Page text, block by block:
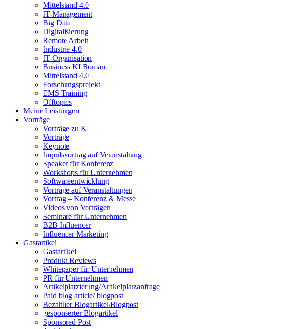
Mittelstand 4.0
IT-Management
Big Data
Digitalisierung
Remote Arbeit
Industrie 4.0
IT-Organisation
Business KI Roman
Mittelstand 4.0
Forschungsprojekt
EMS Training
Offtopics
Meine Leistungen
Vorträge
Vorträge zu KI
Vorträge
Keynote
Impulsvortrag auf Veranstaltung
Speaker für Konferenz
Workshops für Unternehmen
Softwareentwicklung
Vorträge auf Veranstaltungen
Vortrag – Konferenz & Messe
Videos von Vorträgen
Seminare für Unternehmen
B2B Influencer
Influencer Marketing
Gastartikel
Gastartikel
Produkt Reviews
Whitepaper für Unternehmen
PR für Unternehmen
Artikelplatzierung/Artikelplatzanfrage
Paid blog article/ blogpost
Bezahlter Blogartikel/Blogpost
gesponserter Blogartikel
Sponsored Post